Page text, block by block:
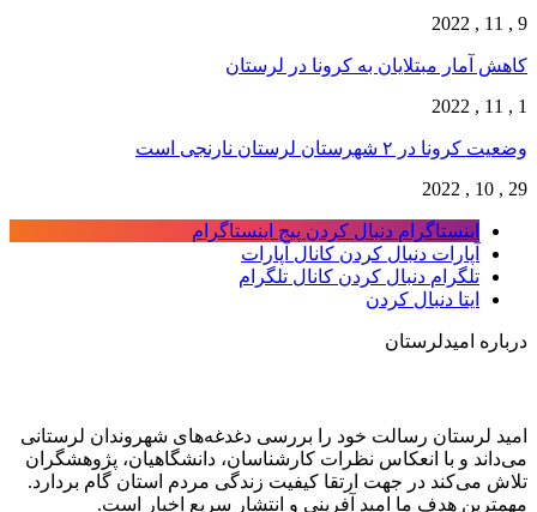
9 , 11 , 2022
کاهش آمار مبتلایان به کرونا در لرستان
1 , 11 , 2022
وضعیت کرونا در ۲ شهرستان لرستان نارنجی است
29 , 10 , 2022
اینستاگرام دنبال کردن پیج اینستاگرام
آپارات دنبال کردن کانال آپارات
تلگرام دنبال کردن کانال تلگرام
ایتا دنبال کردن
درباره امیدلرستان
امید لرستان رسالت خود را بررسی دغدغه‌های شهروندان لرستانی
می‌داند و با انعکاس نظرات کارشناسان، دانشگاهیان، پژوهشگران
تلاش می‌کند در جهت ارتقا کیفیت زندگی مردم استان گام بردارد.
مهمترین هدف ما امید آفرینی و انتشار سریع اخبار است.